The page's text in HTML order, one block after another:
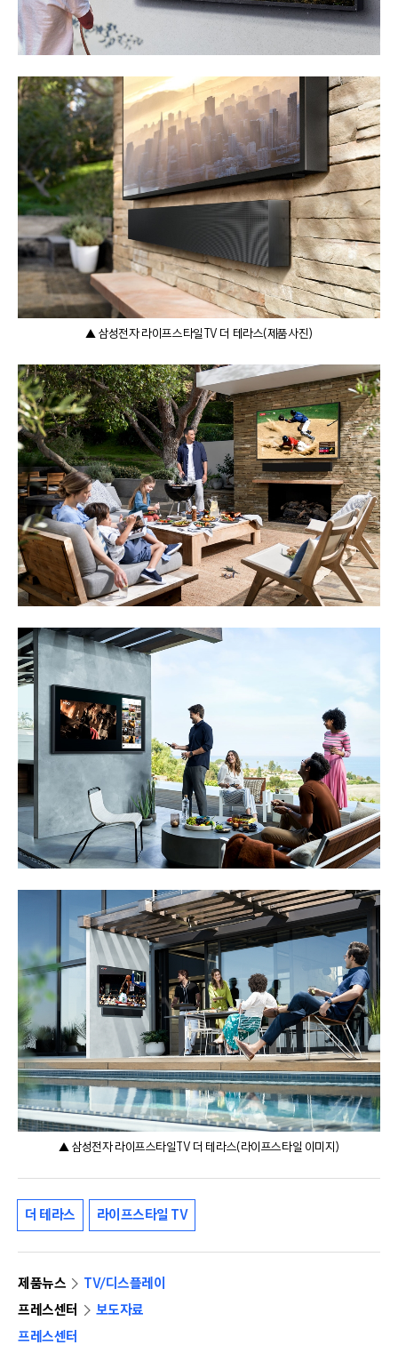
▲ 삼성전자 라이프스타일TV 더 테라스(제품사진)
▲ 삼성전자 라이프스타일TV 더 테라스(라이프스타일 이미지)
더 테라스 라이프스타일 TV
제품뉴스
TV/디스플레이
프레스센터
보도자료
프레스센터